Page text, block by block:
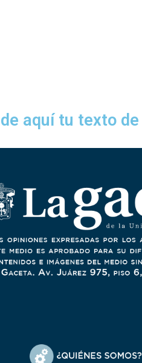
aquí tu texto